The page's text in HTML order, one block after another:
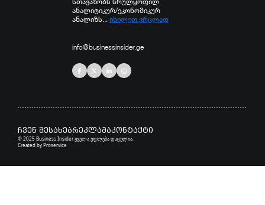
ანალიტიკურ/ეკონომიკურ
ანალიზს... იხილეთ ვრცლად
info@businessinsider.ge
ჩვენ შესახებრეკლამაკონტაქტი
© 2025 Business Insider ყველა უფლება დაცულია.
Created byProservice